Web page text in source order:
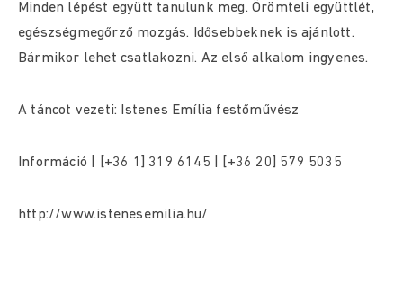
Minden lépést együtt tanulunk meg. Örömteli együttlét,
egészségmegőrző mozgás. Idősebbeknek is ajánlott.
Bármikor lehet csatlakozni. Az első alkalom ingyenes.
A táncot vezeti: Istenes Emília festőművész
Információ | [+36 1] 319 6145 | [+36 20] 579 5035
http://www.istenesemilia.hu/